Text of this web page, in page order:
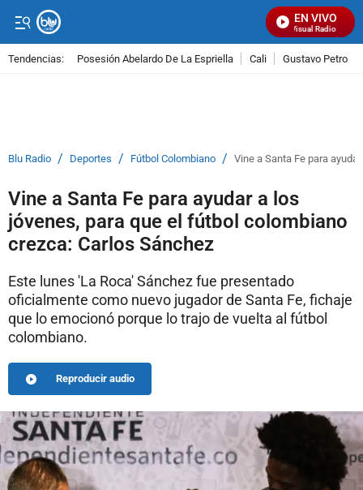
EN VIVO
Señal Visual Radio
Tendencias: Posesión Abelardo De La Espriella Cali Gustavo Petro
Blu Radio / Deportes / Fútbol Colombiano / Vine a Santa Fe para
Vine a Santa Fe para ayudar a los
jóvenes, para que el fútbol colombiano
crezca: Carlos Sánchez
Este lunes 'La Roca' Sánchez fue presentado
oficialmente como nuevo jugador de Santa Fe, fichaje
que lo emocionó porque lo trajo de vuelta al fútbol
colombiano.
Reproducir audio